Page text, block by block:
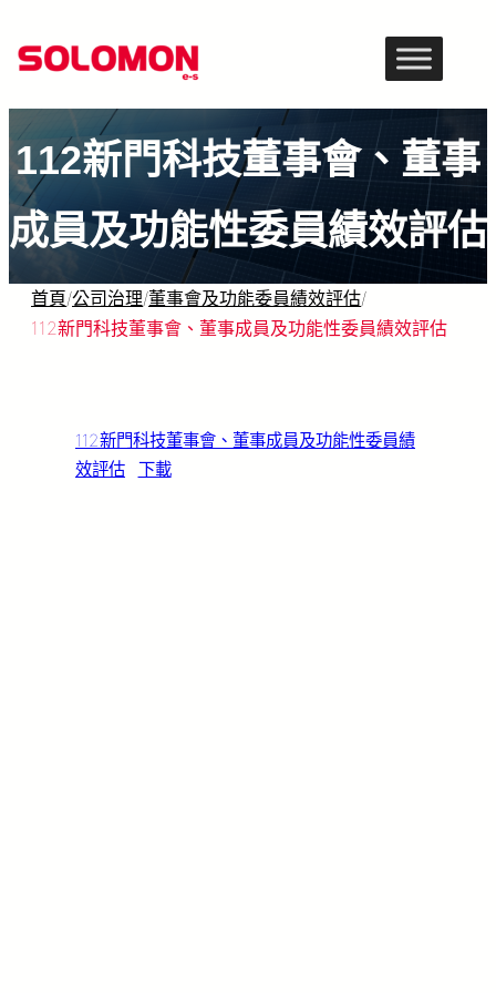
至
要
內
容
112新門科技董事會、董事
成員及功能性委員績效評估
首頁/公司治理/董事會及功能委員績效評估/
112新門科技董事會、董事成員及功能性委員績效評估
112新門科技董事會、董事成員及功能性委員績
效評估
下載